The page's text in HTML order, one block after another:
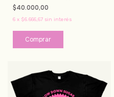
$40.000,00
6 x $6.666,67 sin interés
Comprar